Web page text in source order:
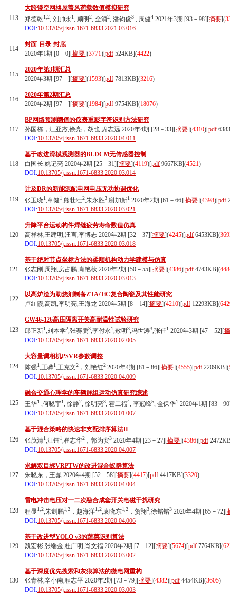
113
大跨镂空网格屋盖风荷载数值模拟研究
郑德乾1,2, 刘帅永1, 顾明2, 全涌2, 潘钧俊3 , 周健4 2021年3期 [93－98][摘要](
DOI:10.13705/j.issn.1671-6833.2021.03.016
114
封面-目录-封底
2020年1期 [0－0][摘要](3771)[pdf 524KB](4422)
115
2020年第3期汇总
2020年3期 [97－][摘要](1593)[pdf 7813KB](3216)
116
2020年第2期汇总
2020年2期 [97－][摘要](1984)[pdf 9754KB](18076)
117
BP网络预测阈值的仪表重影字符识别方法研究
孙国栋，江亚杰,徐亮，胡也,席志远 2020年4期 [28－33][摘要](4310)[pdf
DOI:10.13705/j.issn.1671-6833.2020.04.011
118
基于改进滑模观测器的BLDCM无传感器控制
白国长.姚记亮 2020年2期 [25－31][摘要](4119)[pdf 9667KB](4521)
DOI:10.13705/j.issn.1671-6833.2020.03.014
119
计及DR的新能源配电网电压无功协调优化
张玉晓1,章健1,熊壮壮2,朱永胜3,谢加新1 2020年2期 [61－66][摘要](4398)[pdf
DOI:10.13705/j.issn.1671-6833.2020.03.021
120
升降平台运动构件焊缝疲劳寿命数值仿真
高祥林,王建明,汪言,李博志 2020年2期 [32－37][摘要](4245)[pdf 6453KB](
DOI:10.13705/j.issn.1671-6833.2020.03.018
121
基于绝对节点坐标方法的柔顺机构动力学建模与仿真
张志刚,周翔,房占鹏,肖艳秋 2020年2期 [50－55][摘要](4386)[pdf 4743KB](
DOI:10.13705/j.issn.1671-6833.2020.03.013
122
以高炉渣为助烧剂制备ZTA/TiC复合陶瓷及其性能研究
卢红霞,高凯,李明亮,王海龙 2020年5期 [8－14][摘要](4210)[pdf 12293KB](
123
GW46-126高压隔离开关高耐温性试验研究
邱正新1,刘本学2,张赛鹏3,李付永1,敖明3,冯世涛3,张任1 2020年3期 [47－52][
DOI:10.13705/j.issn.1671-6833.2020.02.005
124
大容量调相机PSVR参数调整
陈强1,王骅1,王克文2 ，刘艳红2 2020年4期 [81－86][摘要](4555)[pdf 2209KB](
DOI:10.13705/j.issn.1671-6833.2020.04.009
125
融合交通心理学的车辆群组运动仿真研究综述
王华1 ,何晓宇1, 徐静2, 徐明亮3, 霍二福4, 李冠峰5, 金保华1 2020年1期 [83－
DOI:10.13705/j.issn.1671-6833.2020.01.007
126
基于混合策略的快速非支配排序算法II
张茂清1,汪镭1,崔志华2 ，郭为安3 2020年4期 [23－27][摘要](4386)[pdf
DOI:10.13705/j.issn.1671-6833.2020.04.007
127
求解双目标VRPTW的改进混合蚁群算法
朱晓东，王鼎 2020年4期 [52－58][摘要](4417)[pdf 4417KB](3320)
DOI:10.13705/j.issn.1671-6833.2020.04.004
128
雷电冲击电压对一二次融合成套开关电磁干扰研究
程显1,2,朱剑鹏1,2 ，赵海洋1,2,袁晓东1,2 ，贺翔3,徐铭铭3 2020年4期 [65－72][
DOI:10.13705/j.issn.1671-6833.2020.04.006
129
基于改进型YOLO v3的蔬菜识别算法
魏宏彬,张端金,杜广明,肖文福 2020年2期 [7－12][摘要](5674)[pdf 7764KB](
DOI:10.13705/j.issn.1671-6833.2020.03.002
130
基于深度优先搜索和灰狼算法的微电网重构
张青林,辛小南,程志平 2020年2期 [73－79][摘要](4382)[pdf 4454KB](3605)
DOI:10.13705/j.issn.1671-6833.2020.03.003